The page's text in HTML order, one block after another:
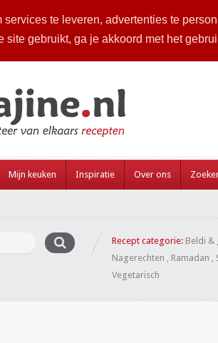
te leveren, advertenties te
gebruikt, ga je akkoord met het
Mijn keuken Inspiratie Over ons
Recept categorie: Beldi &
Nagerechten , Ramadan ,
Vegetarisch